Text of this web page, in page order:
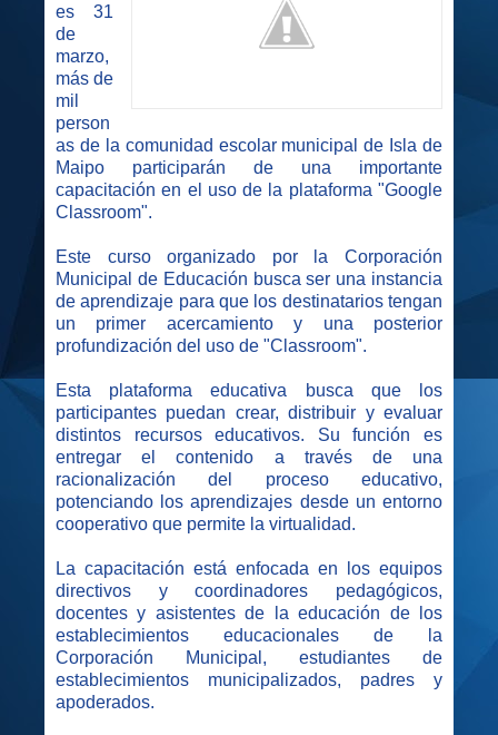
es 31
de
marzo,
más de
mil
person
as de la comunidad escolar municipal de Isla de
Maipo participarán de una importante
capacitación en el uso de la plataforma "Google
Classroom".
Este curso organizado por la Corporación
Municipal de Educación busca ser una instancia
de aprendizaje para que los destinatarios tengan
un primer acercamiento y una posterior
profundización del uso de "Classroom".
Esta plataforma educativa busca que los
participantes puedan crear, distribuir y evaluar
distintos recursos educativos. Su función es
entregar el contenido a través de una
racionalización del proceso educativo,
potenciando los aprendizajes desde un entorno
cooperativo que permite la virtualidad.
La capacitación está enfocada en los equipos
directivos y coordinadores pedagógicos,
docentes y asistentes de la educación de los
establecimientos educacionales de la
Corporación Municipal, estudiantes de
establecimientos municipalizados, padres y
apoderados.